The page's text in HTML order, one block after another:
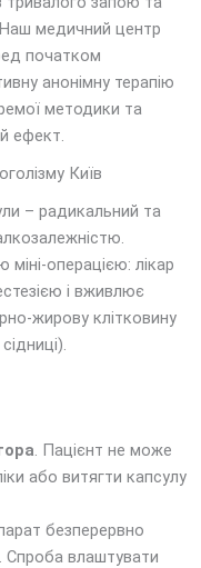
Наш медичний центр
початком
анонімну терапію
методики та
ефект.
Київ
– радикальний та
операцією: лікар
і вживлює
жирову клітковину
. Пацієнт не може
або витягти капсулу
безперервно
Спроба влаштувати